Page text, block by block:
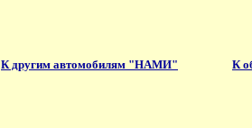
К другим автомобилям "НАМИ" К